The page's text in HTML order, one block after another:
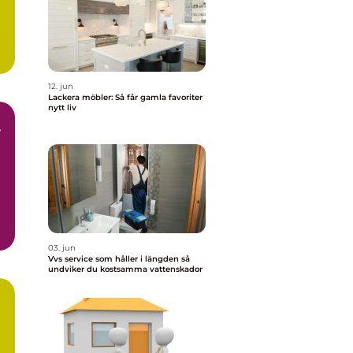
12. jun
Lackera möbler: Så får gamla favoriter
nytt liv
03. jun
Vvs service som håller i längden så
undviker du kostsamma vattenskador